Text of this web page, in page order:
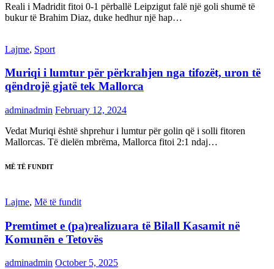
Reali i Madridit fitoi 0-1 përballë Leipzigut falë një goli shumë të
bukur të Brahim Diaz, duke hedhur një hap…
Lajme, Sport
Muriqi i lumtur për përkrahjen nga tifozët, uron të
qëndrojë gjatë tek Mallorca
adminadmin February 12, 2024
Vedat Muriqi është shprehur i lumtur për golin që i solli fitoren
Mallorcas. Të dielën mbrëma, Mallorca fitoi 2:1 ndaj…
MË TË FUNDIT
Lajme, Më të fundit
Premtimet e (pa)realizuara të Bilall Kasamit në
Komunën e Tetovës
adminadmin October 5, 2025